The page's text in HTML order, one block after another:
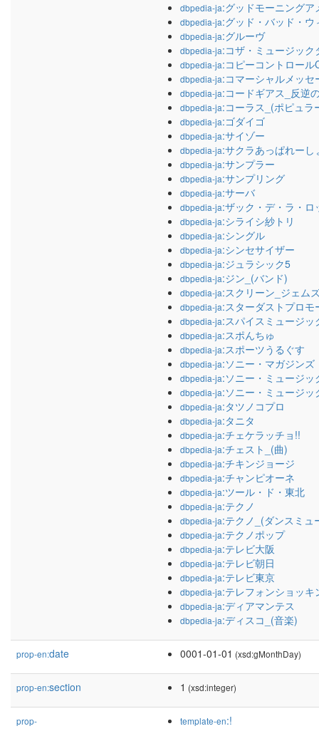
dbpedia-ja:グッドモーニングア
dbpedia-ja:グッド・バッド・ウ
dbpedia-ja:グルーヴ
dbpedia-ja:コザ・ミュージック
dbpedia-ja:コピーコントロール
dbpedia-ja:コマーシャルメッセ
dbpedia-ja:コードギアス_反逆
dbpedia-ja:コーラス_(ポピュラ
dbpedia-ja:ゴダイゴ
dbpedia-ja:サイゾー
dbpedia-ja:サクラあっぱれーし
dbpedia-ja:サンプラー
dbpedia-ja:サンプリング
dbpedia-ja:サーバ
dbpedia-ja:ザック・デ・ラ・ロ
dbpedia-ja:シライシ紗トリ
dbpedia-ja:シングル
dbpedia-ja:シンセサイザー
dbpedia-ja:ジュラシック5
dbpedia-ja:ジン_(バンド)
dbpedia-ja:スクリーン_ジェム
dbpedia-ja:スターダストプロモ
dbpedia-ja:スパイスミュージッ
dbpedia-ja:スポんちゅ
dbpedia-ja:スポーツうるぐす
dbpedia-ja:ソニー・マガジンズ
dbpedia-ja:ソニー・ミュージ
dbpedia-ja:ソニー・ミュージッ
dbpedia-ja:タツノコプロ
dbpedia-ja:タニタ
dbpedia-ja:チェケラッチョ!!
dbpedia-ja:チェスト_(曲)
dbpedia-ja:チキンジョージ
dbpedia-ja:チャンピオーネ
dbpedia-ja:ツール・ド・東北
dbpedia-ja:テクノ
dbpedia-ja:テクノ_(ダンスミュ
dbpedia-ja:テクノポップ
dbpedia-ja:テレビ大阪
dbpedia-ja:テレビ朝日
dbpedia-ja:テレビ東京
dbpedia-ja:テレフォンショッキ
dbpedia-ja:ディアマンテス
dbpedia-ja:ディスコ_(音楽)
prop-en:date 0001-01-01 (xsd:gMonthDay)
prop-en:section 1 (xsd:integer)
prop-
template-en:!